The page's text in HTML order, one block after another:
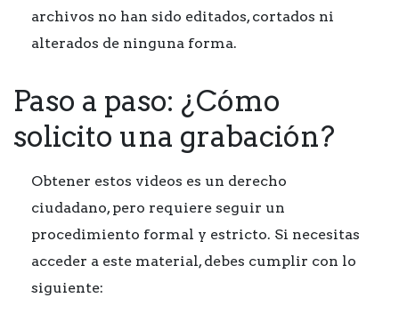
archivos no han sido editados, cortados ni
alterados de ninguna forma.
Paso a paso: ¿Cómo
solicito una grabación?
Obtener estos videos es un derecho
ciudadano, pero requiere seguir un
procedimiento formal y estricto. Si necesitas
acceder a este material, debes cumplir con lo
siguiente: